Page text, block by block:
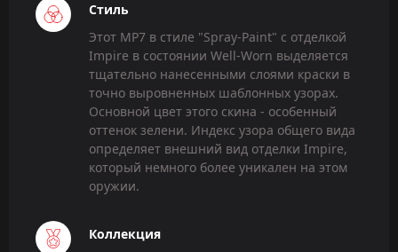
Стиль
Этот MP7 в стиле "Spray-Paint" с отделкой
Impire в состоянии Well-Worn выделяется
тщательно нанесенными слоями краски в
точно выровненных шаблонных узорах.
Основной цвет этого скина - особенный
оттенок зелени. Индекс узора общего вида
определяет внешний вид отделки Impire,
который немного более уникален на этом
оружии.
Коллекция